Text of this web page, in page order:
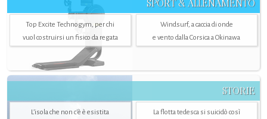
SPORT & ALLENAMENTO
Top Excite Technogym, per chi
vuol costruirsi un fisico da regata
Windsurf, a caccia di onde
e vento dalla Corsica a Okinawa
STORIE
L’isola che non c'è è esistita
La flotta tedesca si suicidò così